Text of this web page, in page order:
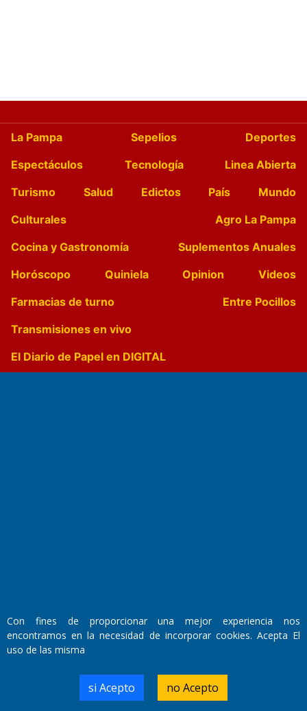
La Pampa Sepelios
Deportes
Espectáculos
Tecnología
Linea Abierta
Turismo
Salud Edictos País
Mundo
Culturales
Agro La Pampa
Cocina y Gastronomía
Suplementos Anuales
Horóscopo
Quiniela Opinion
Videos
Farmacias de turno
Entre Pocillos
Transmisiones en vivo
El Diario de Papel en DIGITAL
Director Periodístico:
Walter René Goñi
Domicilio Legal: José Ingenieros 855,
Santa Rosa, La Pampa.
Número de Registro DNDA:
Con fines de proporcionar una mejor experiencia nos
encontramos en la necesidad de incorporar cookies. Acepta El
uso de las misma
si Acepto no Acepto